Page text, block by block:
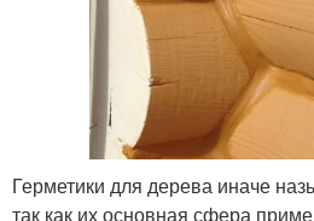
Герметики для дерева иначе
так как их основная сфера